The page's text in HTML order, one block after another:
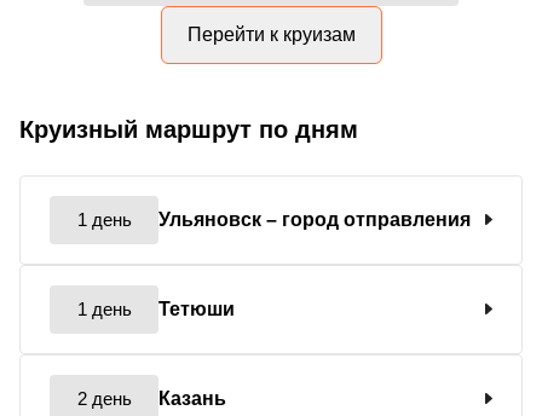
Перейти к круизам
Круизный маршрут по дням
1 день Ульяновск – город отправления
1 день Тетюши
2 день Казань